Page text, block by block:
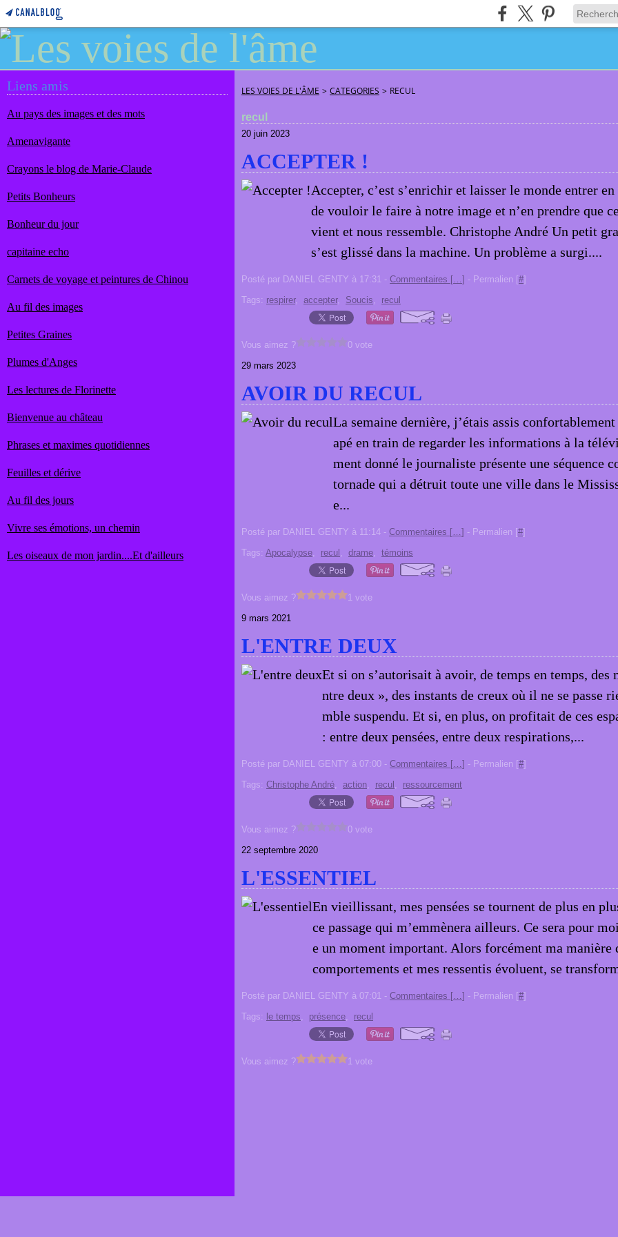
Liens amis
Au pays des images et des mots
Amenavigante
Crayons le blog de Marie-Claude
Petits Bonheurs
Bonheur du jour
capitaine echo
Carnets de voyage et peintures de Chinou
Au fil des images
Petites Graines
Plumes d'Anges
Les lectures de Florinette
Bienvenue au château
Phrases et maximes quotidiennes
Feuilles et dérive
Au fil des jours
Vivre ses émotions, un chemin
Les oiseaux de mon jardin....Et d'ailleurs
LES VOIES DE L'ÂME > CATEGORIES > RECUL
recul
20 juin 2023
ACCEPTER !
Accepter, c’est s’enrichir et laisser le monde entrer
de vouloir le faire à notre image et n’en prendre que
vient et nous ressemble. Christophe André Un petit
s’est glissé dans la machine. Un problème a surgi....
Posté par DANIEL GENTY à 17:31 - Commentaires […] - Permalien [#]
Tags: respirer, accepter, Soucis, recul
Vous aimez ?
0 vote
29 mars 2023
AVOIR DU RECUL
La semaine dernière, j’étais assis confortablement
apé en train de regarder les informations à la
ment donné le journaliste présente une séquence
tornade qui a détruit toute une ville dans le
e...
Posté par DANIEL GENTY à 11:14 - Commentaires […] - Permalien [#]
Tags: Apocalypse, recul , drame, témoins
Vous aimez ?
1 vote
9 mars 2021
L'ENTRE DEUX
Et si on s’autorisait à avoir, de temps en temps, des
ntre deux », des instants de creux où il ne se passe
mble suspendu. Et si, en plus, on profitait de ces
: entre deux pensées, entre deux respirations,...
Posté par DANIEL GENTY à 07:00 - Commentaires […] - Permalien [#]
Tags: Christophe André, action, recul , ressourcement
Vous aimez ?
0 vote
22 septembre 2020
L'ESSENTIEL
En vieillissant, mes pensées se tournent de plus en
ce passage qui m’emmènera ailleurs. Ce sera pour
e un moment important. Alors forcément ma manière
comportements et mes ressentis évoluent, se
Posté par DANIEL GENTY à 07:01 - Commentaires […] - Permalien [#]
Tags: le temps, présence, recul
Vous aimez ? 1 vote